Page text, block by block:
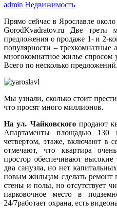
admin Недвижимость
Прямо сейчас в Ярославле
GorodKvadratov.ru Две трети
предложения о продаже 1- и 2-
популярности – трехкомнатные
многокомнатное жилье спросом
Всего по несколько предложений.
Мы узнали, сколько стоит
что просят много миллионов.
На ул. Чайковскогопродают
Апартаменты площадью 130
четвертом, этаже, включают в
отмечают, что квартира
простор обеспечивают высокие
два санузла, но нет
новым жильцам сделать
стены и полы, но отсутствует
парковочное место в
24/7работает охрана, есть